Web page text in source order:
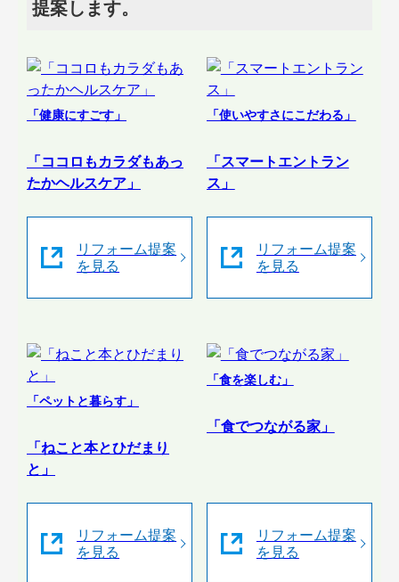
提案します。
「健康にすごす」
「ココロもカラダもあっ
たかヘルスケア」
リフォーム提案
を見る
「使いやすさにこだわる」
「スマートエントラン
ス」
リフォーム提案
を見る
「ペットと暮らす」
「ねこと本とひだまり
と」
リフォーム提案
を見る
「食を楽しむ」
「食でつながる家」
リフォーム提案
を見る